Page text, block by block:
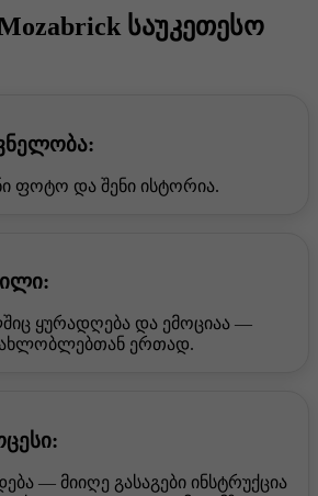
საუკეთესო
ფოტო და შენი ისტორია.
ყურადღება და ემოციაა —
ახლობლებთან ერთად.
— მიიღე გასაგები ინსტრუქცია